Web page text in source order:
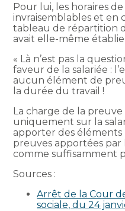
Pour lui, les horaires
invraisemblables et en
tableau de répartition
avait elle-même établie
« Là n’est pas la
faveur de la salariée :
aucun élément de
la durée du travail !
La charge de la
uniquement sur la
apporter des
preuves apportées par
comme suffisamment
Sources :
Arrêt de la Cour
sociale, du 24